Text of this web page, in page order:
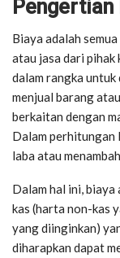
Pengertian
Biaya adalah
atau jasa dari pihak
dalam rangka
menjual barang
berkaitan dengan
Dalam perhitungan
laba atau
Dalam hal ini,
kas (harta non-kas
yang diinginkan)
diharapkan dapat